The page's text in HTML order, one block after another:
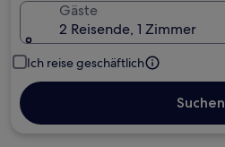
Gäste
2 Reisende, 1 Zimmer
Ich reise geschäftlich
Suchen